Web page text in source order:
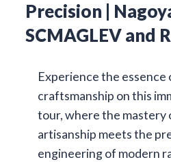
Precision |
SCMAGLEV and
Experience the essence
craftsmanship on this
tour, where the mastery
artisanship meets the
engineering of modern